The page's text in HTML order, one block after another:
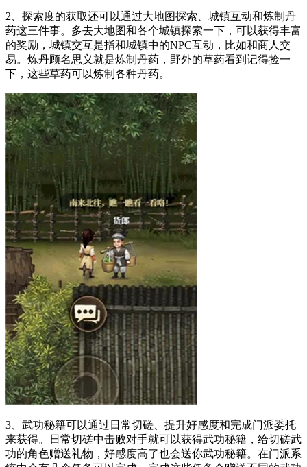
2、探索度的获取还可以通过大地图探索、城镇互动和炼制丹
药这三件事。多去大地图和各个城镇探索一下，可以获得丰富
的奖励，城镇交互是指和城镇中的NPC互动，比如和商人交
易。炼丹顾名思义就是炼制丹药，野外的草药看到记得捡一
下，这些草药可以炼制各种丹药。
3、武功秘籍可以通过日常切磋、提升好感度和完成门派委托
来获得。日常切磋中击败对手就可以获得武功秘籍，给切磋武
功的角色赠送礼物，好感度高了也会送你武功秘籍。在门派系